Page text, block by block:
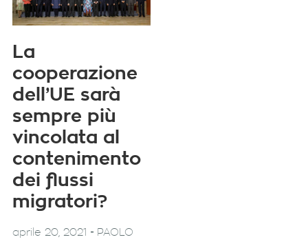
La
cooperazione
dell’UE sarà
sempre più
vincolata al
contenimento
dei flussi
migratori?
aprile 20, 2021 - PAOLO